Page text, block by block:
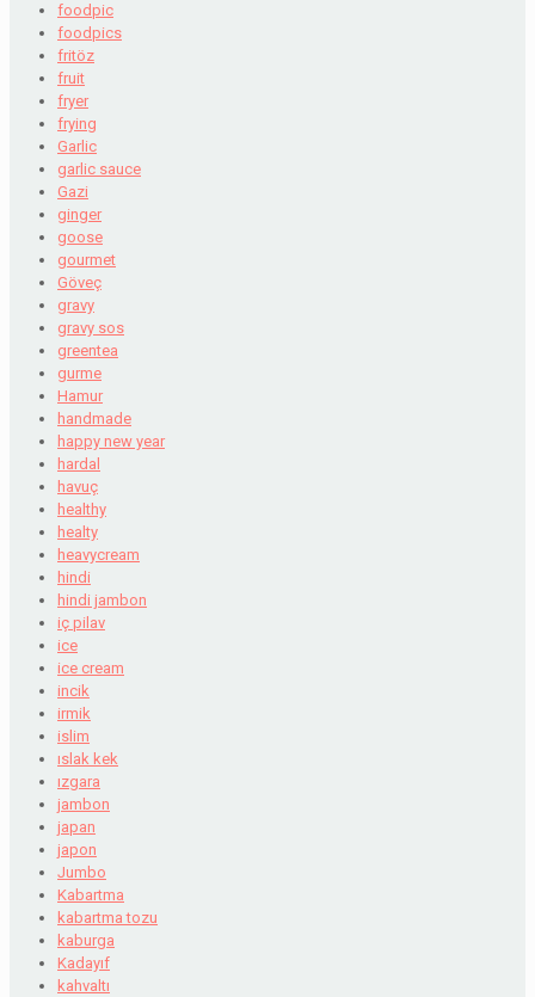
foodpic
foodpics
fritöz
fruit
fryer
frying
Garlic
garlic sauce
Gazi
ginger
goose
gourmet
Göveç
gravy
gravy sos
greentea
gurme
Hamur
handmade
happy new year
hardal
havuç
healthy
healty
heavycream
hindi
hindi jambon
iç pilav
ice
ice cream
incik
irmik
islim
ıslak kek
ızgara
jambon
japan
japon
Jumbo
Kabartma
kabartma tozu
kaburga
Kadayıf
kahvaltı